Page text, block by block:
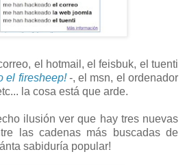
el hotmail, el feisbuk, el tuenti
el firesheep!-, el msn, el ordenador
la cosa está que arde.
ilusión ver que hay tres nuevas
las cadenas más buscadas de
sabiduría popular!